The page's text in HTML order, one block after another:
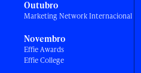
Outubro
Marketing Network Internacional
Novembro
Effie Awards
Effie College